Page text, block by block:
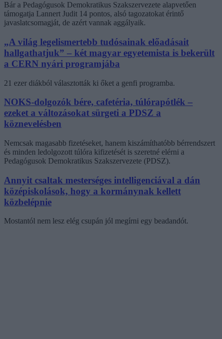
Bár a Pedagógusok Demokratikus Szakszervezete alapvetően
támogatja Lannert Judit 14 pontos, alsó tagozatokat érintő
javaslatcsomagját, de azért vannak aggályaik.
„A világ legelismertebb tudósainak előadásait
hallgathatjuk” – két magyar egyetemista is bekerült
a CERN nyári programjába
21 ezer diákból választották ki őket a genfi programba.
NOKS-dolgozók bére, cafetéria, túlórapótlék –
ezeket a változásokat sürgeti a PDSZ a
köznevelésben
Nemcsak magasabb fizetéseket, hanem kiszámíthatóbb bérrendszert
és minden ledolgozott túlóra kifizetését is szeretné elérni a
Pedagógusok Demokratikus Szakszervezete (PDSZ).
Annyit csaltak mesterséges intelligenciával a dán
középiskolások, hogy a kormánynak kellett
közbelépnie
Mostantól nem lesz elég csupán jól megírni egy beadandót.